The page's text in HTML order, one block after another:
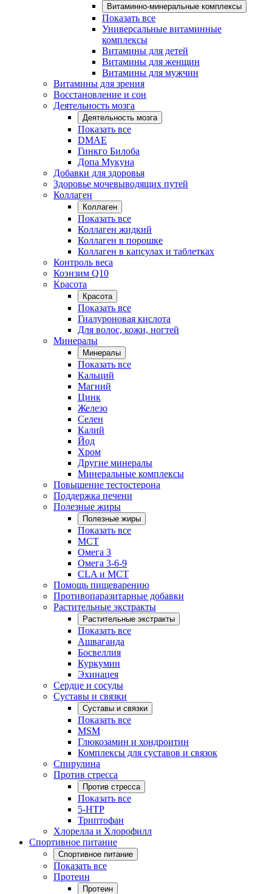
Витаминно-минеральные комплексы
Показать все
Универсальные витаминные
комплексы
Витамины для детей
Витамины для женщин
Витамины для мужчин
Витамины для зрения
Восстановление и сон
Деятельность мозга
Деятельность мозга
Показать все
DMAE
Гинкго Билоба
Допа Мукуна
Добавки для здоровья
Здоровье мочевыводящих путей
Коллаген
Коллаген
Показать все
Коллаген жидкий
Коллаген в порошке
Коллаген в капсулах и таблетках
Контроль веса
Коэнзим Q10
Красота
Красота
Показать все
Гиалуроновая кислота
Для волос, кожи, ногтей
Минералы
Минералы
Показать все
Кальций
Магний
Цинк
Железо
Селен
Калий
Йод
Хром
Другие минералы
Минеральные комплексы
Повышение тестостерона
Поддержка печени
Полезные жиры
Полезные жиры
Показать все
MCT
Омега 3
Омега 3-6-9
CLA и MCT
Помощь пищеварению
Противопаразитарные добавки
Растительные экстракты
Растительные экстракты
Показать все
Ашваганда
Босвеллия
Куркумин
Эхинацея
Сердце и сосуды
Суставы и связки
Суставы и связки
Показать все
MSM
Глюкозамин и хондроитин
Комплексы для суставов и связок
Спирулина
Против стресса
Против стресса
Показать все
5-HTP
Триптофан
Хлорелла и Хлорофилл
Спортивное питание
Спортивное питание
Показать все
Протеин
Протеин